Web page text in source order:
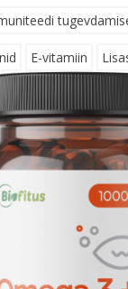
E-vitamiin